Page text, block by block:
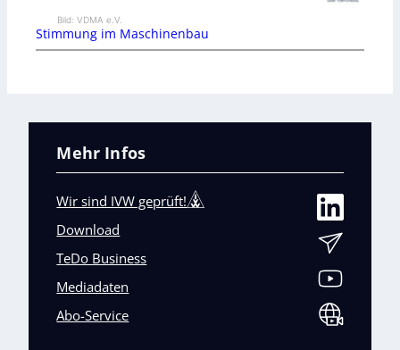
Bild: VDMA e.V.
Stimmung im Maschinenbau
Mehr Infos
Wir sind IVW geprüft!
Download
TeDo Business
Mediadaten
Abo-Service